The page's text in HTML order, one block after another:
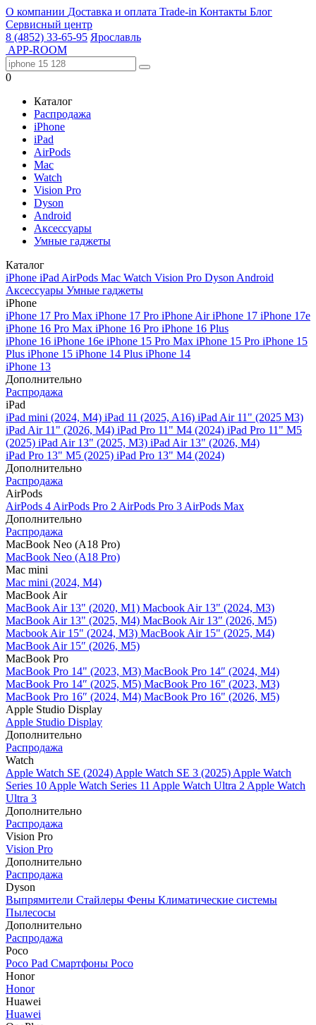
О компании Доставка и оплата Trade-in Контакты Блог
Сервисный центр
8 (4852) 33-65-95 Ярославль
APP-ROOM
0
Каталог
Распродажа
iPhone
iPad
AirPods
Mac
Watch
Vision Pro
Dyson
Android
Аксессуары
Умные гаджеты
Каталог
iPhone iPad AirPods Mac Watch Vision Pro Dyson Android
Аксессуары Умные гаджеты
iPhone
iPhone 17 Pro Max iPhone 17 Pro iPhone AiriPhone 17 iPhone 17e
iPhone 16 Pro Max iPhone 16 Pro iPhone 16 Plus
iPhone 16 iPhone 16e iPhone 15 Pro Max iPhone 15 Pro iPhone 15
Plus iPhone 15 iPhone 14 Plus iPhone 14
iPhone 13
Дополнительно
Распродажа
iPad
iPad mini (2024, M4) iPad 11 (2025, A16) iPad Air 11" (2025 M3)
iPad Air 11" (2026, M4) iPad Pro 11" M4 (2024) iPad Pro 11" M5
(2025) iPad Air 13" (2025, M3) iPad Air 13" (2026, M4)
iPad Pro 13" M5 (2025) iPad Pro 13" M4 (2024)
Дополнительно
Распродажа
AirPods
AirPods 4 AirPods Pro 2 AirPods Pro 3 AirPods Max
Дополнительно
Распродажа
MacBook Neo (A18 Pro)
MacBook Neo (A18 Pro)
Mac mini
Mac mini (2024, M4)
MacBook Air
MacBook Air 13" (2020, M1) Macbook Air 13" (2024, M3)
MacBook Air 13" (2025, M4) MacBook Air 13″ (2026, M5)
Macbook Air 15" (2024, M3) MacBook Air 15" (2025, M4)
MacBook Air 15″ (2026, M5)
MacBook Pro
MacBook Pro 14" (2023, M3) MacBook Pro 14″ (2024, M4)
MacBook Pro 14″ (2025, M5) MacBook Pro 16" (2023, M3)
MacBook Pro 16″ (2024, M4) MacBook Pro 16" (2026, M5)
Apple Studio Display
Apple Studio Display
Дополнительно
Распродажа
Watch
Apple Watch SE (2024) Apple Watch SE 3 (2025) Apple Watch
Series 10 Apple Watch Series 11 Apple Watch Ultra 2 Apple Watch
Ultra 3
Дополнительно
Распродажа
Vision Pro
Vision Pro
Дополнительно
Распродажа
Dyson
Выпрямители Стайлеры Фены Климатические системы
Пылесосы
Дополнительно
Распродажа
Poco
Poco Pad Смартфоны Poco
Honor
Honor
Huawei
Huawei